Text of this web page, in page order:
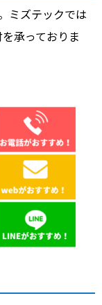
ミズテックでは
承っておりま